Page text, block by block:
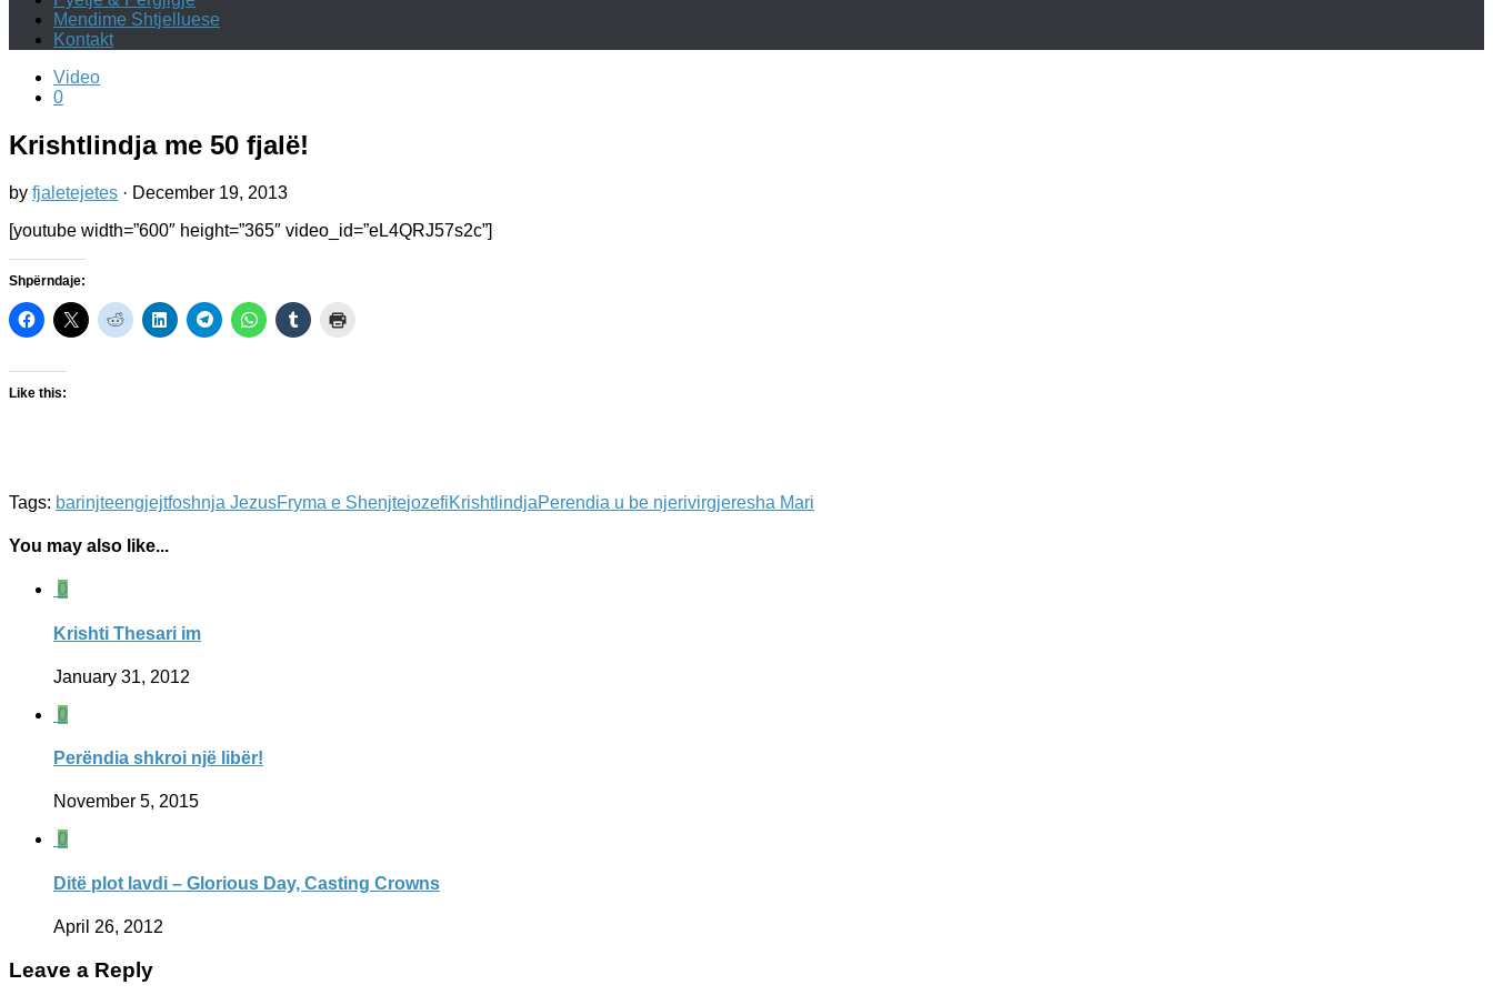
Mendime Shtjelluese
Kontakt
Video
0
Krishtlindja me 50 fjalë!
by fjaletejetes · December 19, 2013
[youtube width=”600″ height=”365″ video_id=”eL4QRJ57s2c”]
Shpërndaje:
Like this:
Tags: barinjteengjejtfoshnja JezusFryma e ShenjtejozefiKrishtlindjaPerendia u be njerivirgjeresha Mari
You may also like...
0
Krishti Thesari im
January 31, 2012
0
Perëndia shkroi një libër!
November 5, 2015
0
Ditë plot lavdi – Glorious Day, Casting Crowns
April 26, 2012
Leave a Reply